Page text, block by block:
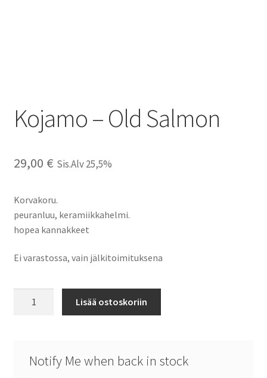
Kojamo – Old Salmon
29,00 € Sis.Alv 25,5%
Korvakoru.
peuranluu, keramiikkahelmi.
hopea kannakkeet
Ei varastossa, vain jälkitoimituksena
määrä
Lisää ostoskoriin
Notify Me when back in stock